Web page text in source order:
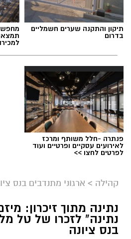
תיקון והתקנה שערים חשמליים
בדרום
פנתרה -חלל משותף ומרכז
לאירועים עסקיים ופרטיים ועוד
לפרטים לחצו >>
קהילה > ארגוני מתנדבים בנס
נתינה מתוך זיכרון:
נתינה" לזכרו של טל
בנס ציונה